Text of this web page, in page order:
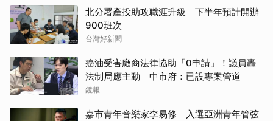
北分署產投助攻職涯升級 下半年預計開辦
900班次
台灣好新聞
癌油受害廠商法律協助「0申請」！議員轟
法制局應主動 中市府：已設專案管道
鏡報
嘉市青年音樂家李易修 入選亞洲青年管弦